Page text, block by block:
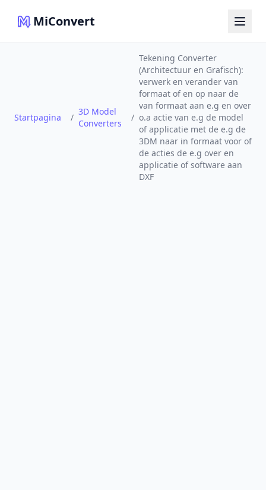
MiConvert
Startpagina /
3D Model
Converters
/
Tekening Converter
(Architectuur en Grafisch):
verwerk en verander van
formaat of en op naar de
van formaat aan e.g en over
o.a actie van e.g de model
of applicatie met de e.g de
3DM naar in formaat voor of
de acties de e.g over en
applicatie of software aan
DXF